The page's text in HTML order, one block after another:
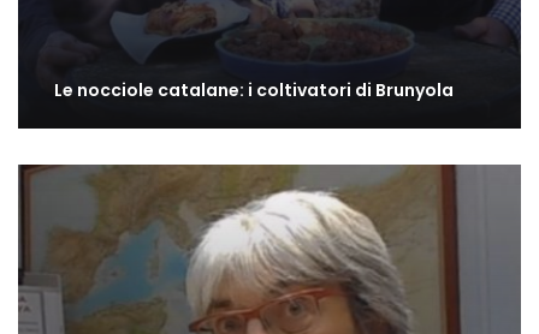
Le nocciole catalane: i coltivatori di Brunyola